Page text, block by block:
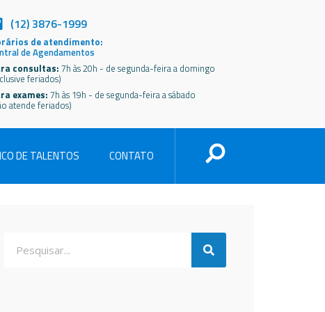
(12) 3876-1999
de atendimento:
de Agendamentos
consultas: 7h às 20h - de segunda-feira a domingo
feriados)
exames:7h às 19h - de segunda-feira a sábado
atende feriados)
DE TALENTOS CONTATO